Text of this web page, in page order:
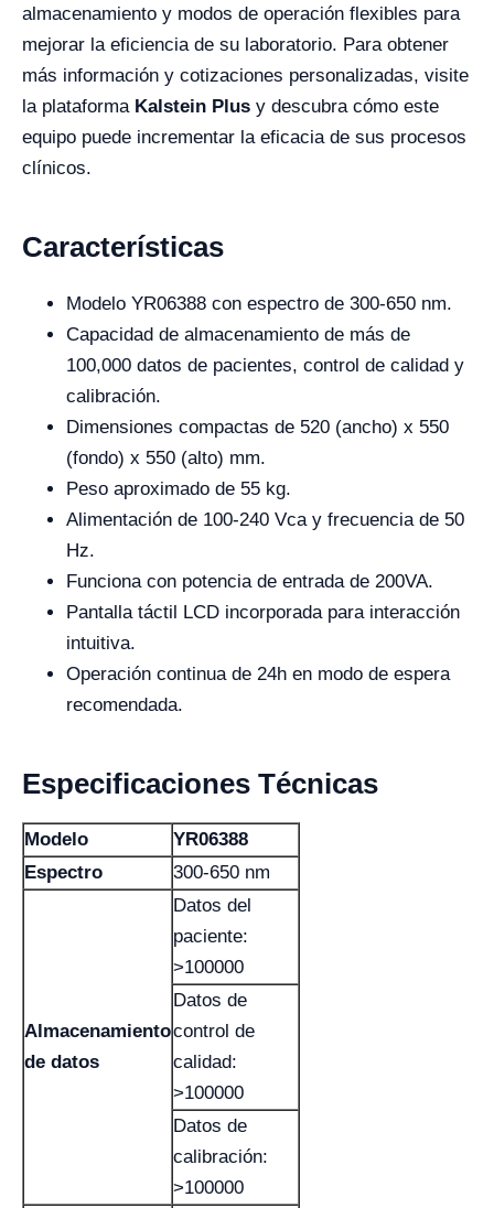
almacenamiento y modos de operación flexibles para
mejorar la eficiencia de su laboratorio. Para obtener
más información y cotizaciones personalizadas, visite
la plataforma Kalstein Plus y descubra cómo este
equipo puede incrementar la eficacia de sus procesos
clínicos.
Características
Modelo YR06388 con espectro de 300-650 nm.
Capacidad de almacenamiento de más de
100,000 datos de pacientes, control de calidad y
calibración.
Dimensiones compactas de 520 (ancho) x 550
(fondo) x 550 (alto) mm.
Peso aproximado de 55 kg.
Alimentación de 100-240 Vca y frecuencia de 50
Hz.
Funciona con potencia de entrada de 200VA.
Pantalla táctil LCD incorporada para interacción
intuitiva.
Operación continua de 24h en modo de espera
recomendada.
Especificaciones Técnicas
Modelo
YR06388
Espectro
300-650 nm
Almacenamiento
de datos
Datos del
paciente:
>100000
Datos de
control de
calidad:
>100000
Datos de
calibración:
>100000